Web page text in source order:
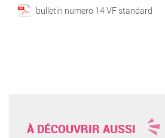
bulletin numero 14 VF standard
À DÉCOUVRIR AUSSI